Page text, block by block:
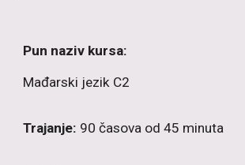
Pun naziv kursa:
Mađarski jezik C2
Trajanje: 90 časova od 45 minuta